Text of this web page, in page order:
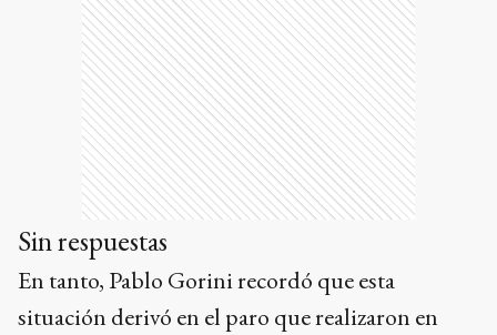
Sin respuestas
En tanto, Pablo Gorini recordó que esta
situación derivó en el paro que realizaron en